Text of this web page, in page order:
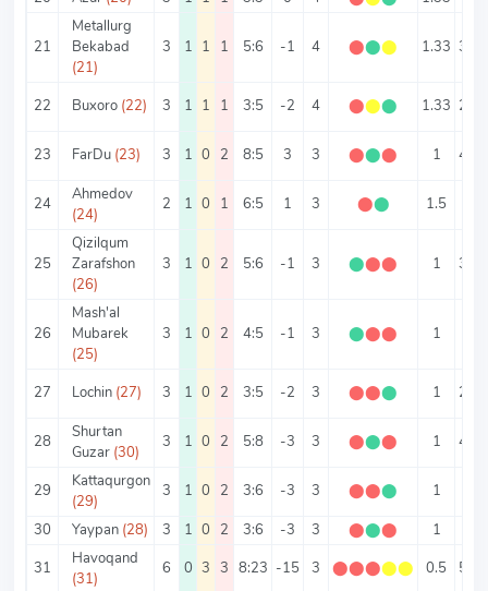
21
Metallurg
Bekabad
(21)
3 1 1 1 5:6 -1 4 ⬤⬤⬤ 1.33 3.67
22 Buxoro (22) 3 1 1 1 3:5 -2 4 ⬤⬤⬤ 1.33 2.67
23 FarDu (23) 3 1 0 2 8:5 3 3 ⬤⬤⬤ 1 4.33
24
Ahmedov
(24)
2 1 0 1 6:5 1 3 ⬤⬤ 1.5
25
Qizilqum
Zarafshon
(26)
3 1 0 2 5:6 -1 3 ⬤⬤⬤ 1 3.67
26
Mash'al
Mubarek
(25)
3 1 0 2 4:5 -1 3 ⬤⬤⬤ 1
27 Lochin (27) 3 1 0 2 3:5 -2 3 ⬤⬤⬤ 1 2.67
28
Shurtan
Guzar (30)
3 1 0 2 5:8 -3 3 ⬤⬤⬤ 1 4.33
29
Kattaqurgon
(29)
3 1 0 2 3:6 -3 3 ⬤⬤⬤ 1
30
Yaypan (28) 3 1 0 2 3:6 -3 3 ⬤⬤⬤ 1
31
Havoqand
(31)
6 0 3 3 8:23 -15 3 ⬤⬤⬤⬤⬤ 0.5 5.17